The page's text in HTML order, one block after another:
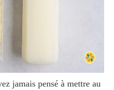
jamais pensé à mettre au